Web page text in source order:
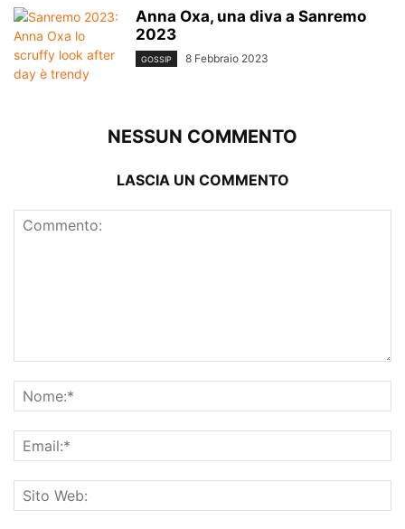
Anna Oxa, una diva a Sanremo
2023
GOSSIP 8 Febbraio 2023
NESSUN COMMENTO
LASCIA UN COMMENTO